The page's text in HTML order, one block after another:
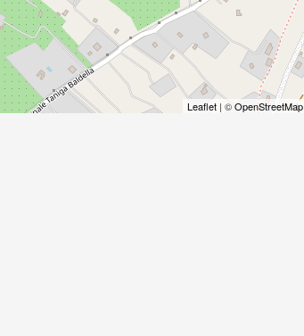
Leaflet | ©OpenStreetMap